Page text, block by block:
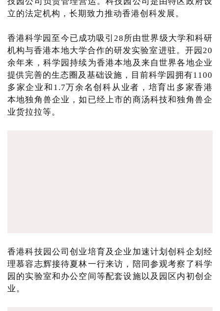
立的法定机构，长期致力推动香港创科发展。
香港科学园至今已成功吸引28所由世界级大学和科研
机构与香港本地大学合作的研发实验室进驻。开园20
余年来，科学园持续为香港本地及来自世界各地企业
提供完善的生态圈及基础设施，目前科学园拥有1100
多家企业和1.7万余名创科从业者，培育出多家香港
本地独角兽企业，如已经上市的商汤科技和独角兽企
业货拉拉等。
香港科技园公司创业培育及企业加速计划创科企划经
理慕容志辉接待夏林一行来访，陪同参观考察了科学
园的实验室和办公空间等配套设施以及园区内初创企
业。